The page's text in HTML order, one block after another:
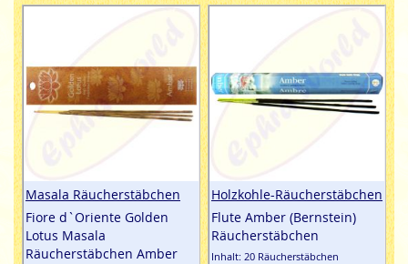
Masala Räucherstäbchen
Fiore d`Oriente Golden
Lotus Masala
Räucherstäbchen Amber
Holzkohle-Räucherstäbchen
Flute Amber (Bernstein)
Räucherstäbchen
Inhalt: 20 Räucherstäbchen